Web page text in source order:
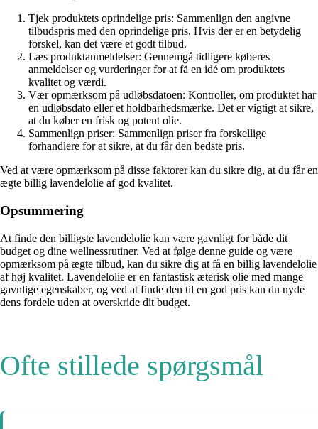
Tjek produktets oprindelige pris: Sammenlign den angivne
tilbudspris med den oprindelige pris. Hvis der er en betydelig
forskel, kan det være et godt tilbud.
Læs produktanmeldelser: Gennemgå tidligere køberes
anmeldelser og vurderinger for at få en idé om produktets
kvalitet og værdi.
Vær opmærksom på udløbsdatoen: Kontroller, om produktet har
en udløbsdato eller et holdbarhedsmærke. Det er vigtigt at sikre,
at du køber en frisk og potent olie.
Sammenlign priser: Sammenlign priser fra forskellige
forhandlere for at sikre, at du får den bedste pris.
Ved at være opmærksom på disse faktorer kan du sikre dig, at du får en
ægte billig lavendelolie af god kvalitet.
Opsummering
At finde den billigste lavendelolie kan være gavnligt for både dit
budget og dine wellnessrutiner. Ved at følge denne guide og være
opmærksom på ægte tilbud, kan du sikre dig at få en billig lavendelolie
af høj kvalitet. Lavendelolie er en fantastisk æterisk olie med mange
gavnlige egenskaber, og ved at finde den til en god pris kan du nyde
dens fordele uden at overskride dit budget.
Ofte stillede spørgsmål